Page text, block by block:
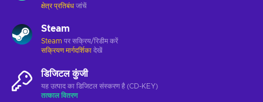
क्षेत्र प्रतिबंध जांचें
Steam
Steam पर सक्रिय/रिडीम करें
सक्रियण मार्गदर्शिका देखें
डिजिटल कुंजी
यह उत्पाद का डिजिटल संस्करण है (CD-KEY)
तत्काल वितरण